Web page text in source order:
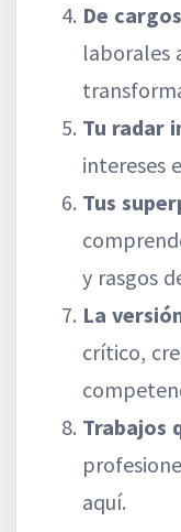
De
laborales
Tu radar
intereses
Tus
y rasgos
La
crítico,
Trabajos
aquí.